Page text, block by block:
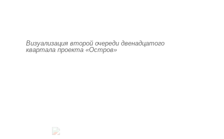
Визуализация второй очереди двенадцатого
квартала проекта «Остров»